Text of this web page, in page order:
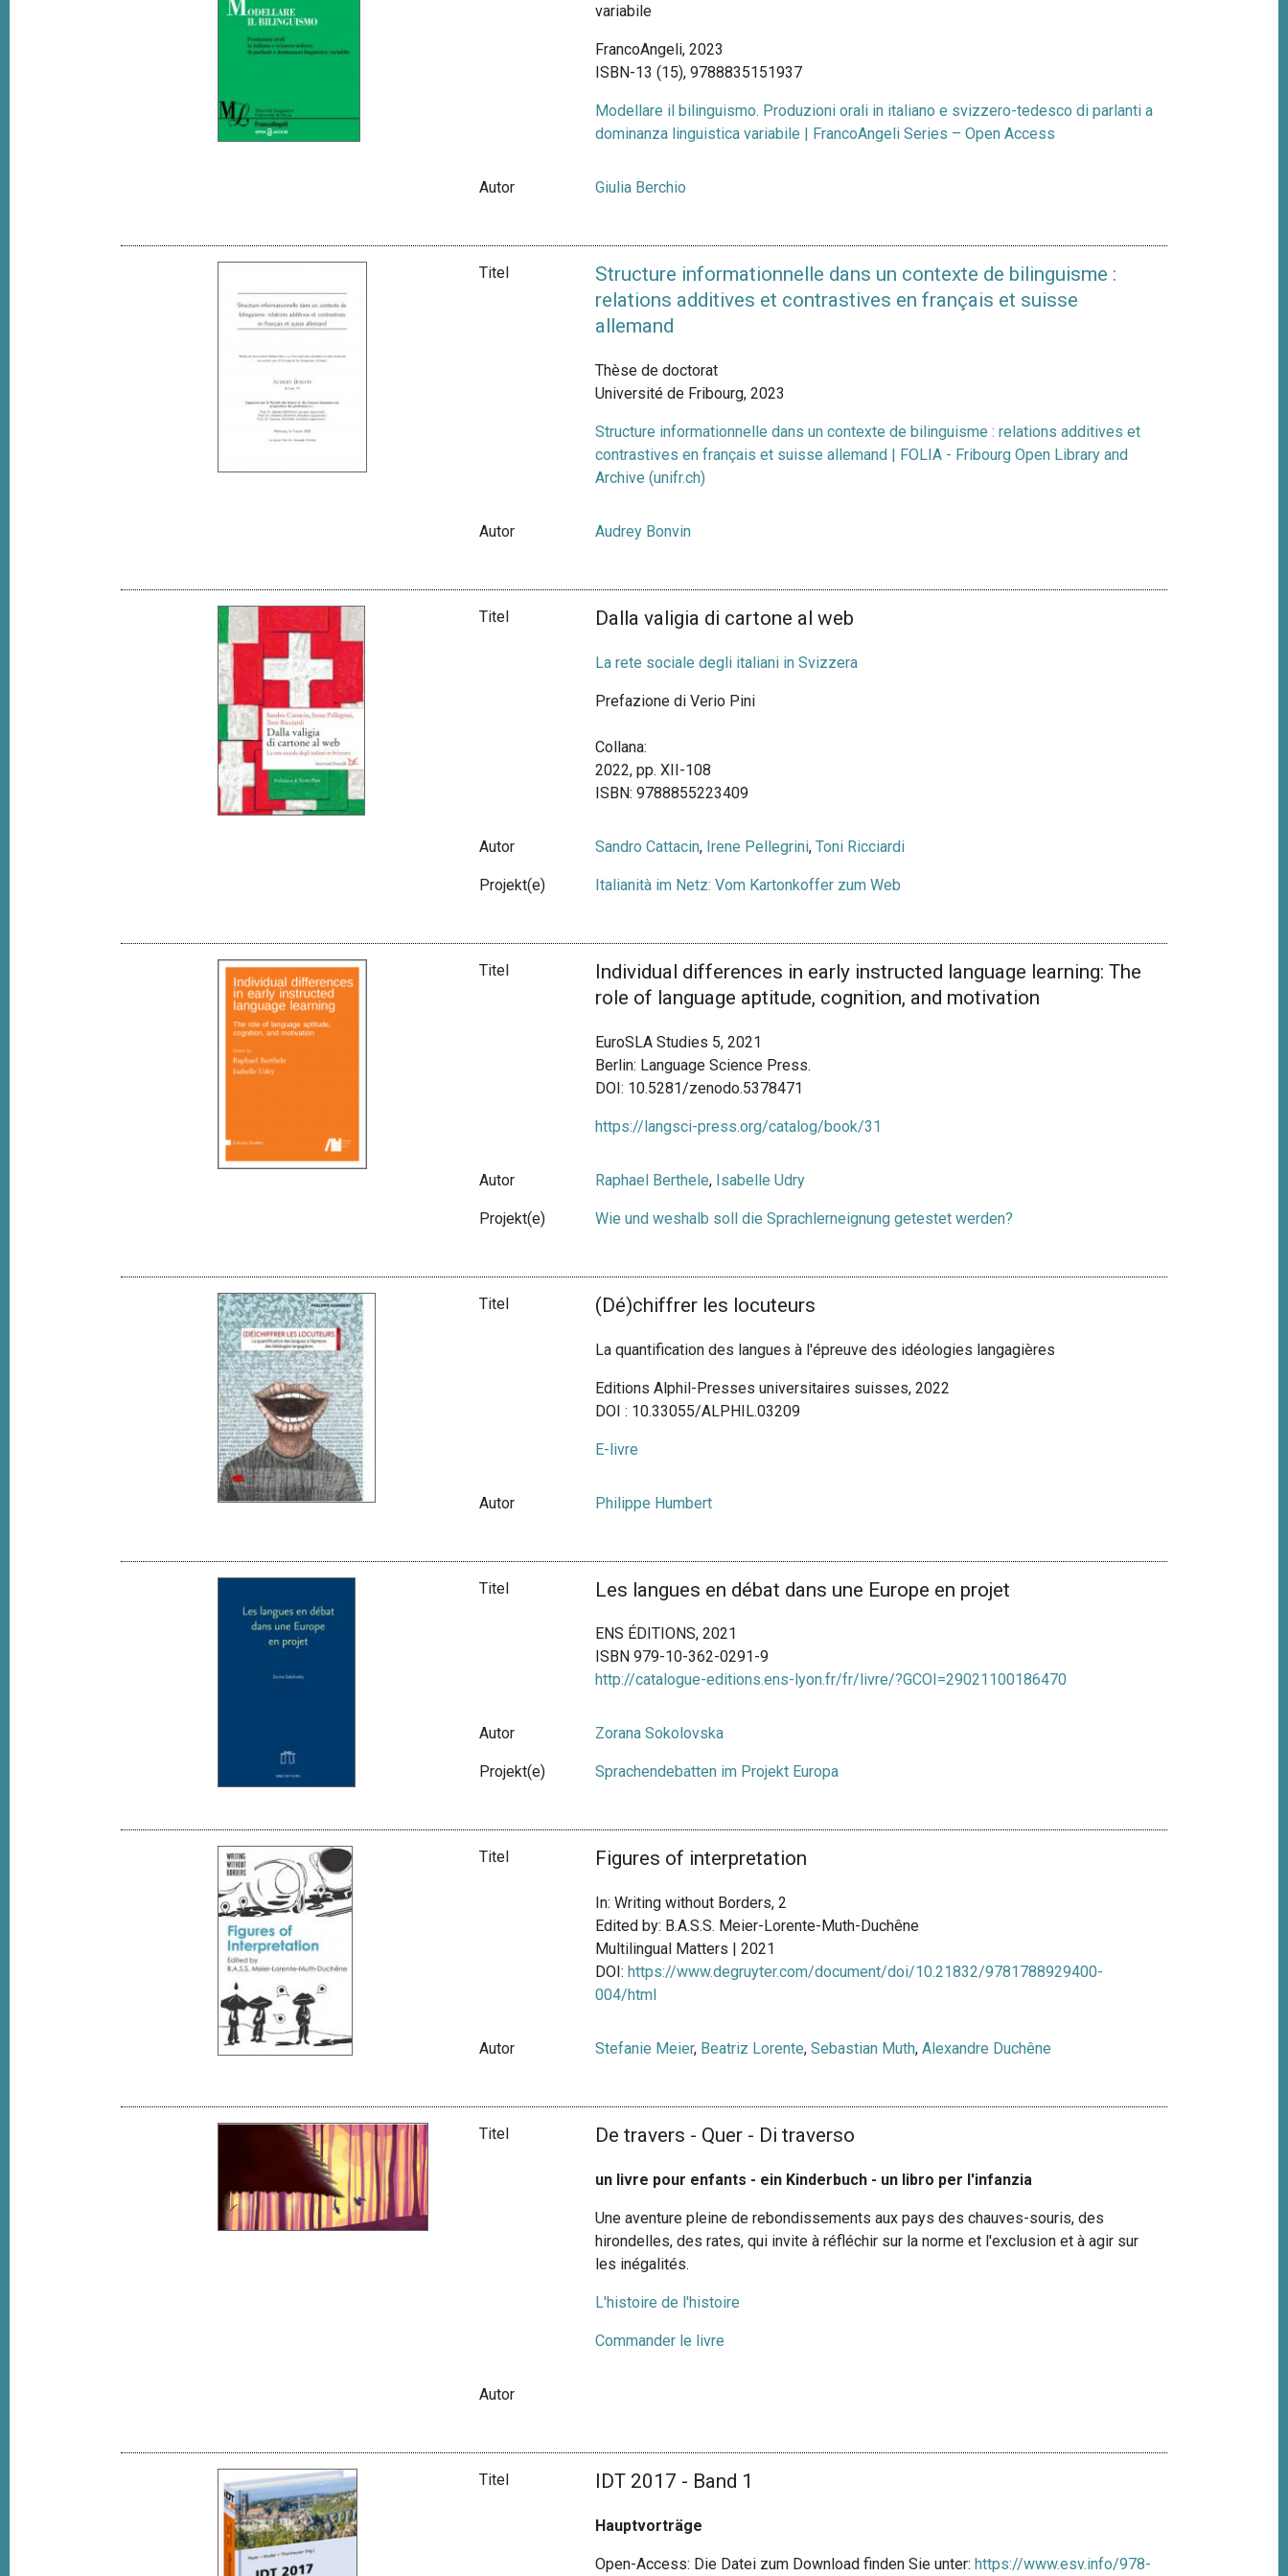
variabile
FrancoAngeli, 2023
ISBN-13 (15), 9788835151937
Modellare il bilinguismo. Produzioni orali in italiano e svizzero-tedesco di parlanti a
dominanza linguistica variabile | FrancoAngeli Series – Open Access
Autor Giulia Berchio
Titel
Structure informationnelle dans un contexte de bilinguisme :
relations additives et contrastives en français et suisse
allemand
Thèse de doctorat
Université de Fribourg, 2023
Structure informationnelle dans un contexte de bilinguisme : relations additives et
contrastives en français et suisse allemand | FOLIA - Fribourg Open Library and
Archive (unifr.ch)
Autor Audrey Bonvin
Titel Dalla valigia di cartone al web
La rete sociale degli italiani in Svizzera
Prefazione di Verio Pini
Collana:
2022, pp. XII-108
ISBN: 9788855223409
Autor Sandro Cattacin, Irene Pellegrini,Toni Ricciardi
Projekt(e) Italianità im Netz: Vom Kartonkoffer zum Web
Titel
Individual differences in early instructed language learning: The
role of language aptitude, cognition, and motivation
EuroSLA Studies 5, 2021
Berlin: Language Science Press.
DOI: 10.5281/zenodo.5378471
https://langsci-press.org/catalog/book/31
Autor Raphael Berthele, Isabelle Udry
Projekt(e) Wie und weshalb soll die Sprachlerneignung getestet werden?
Titel (Dé)chiffrer les locuteurs
La quantification des langues à l'épreuve des idéologies langagières
Editions Alphil-Presses universitaires suisses, 2022
DOI : 10.33055/ALPHIL.03209
E-livre
Autor Philippe Humbert
Titel Les langues en débat dans une Europe en projet
ENS ÉDITIONS, 2021
ISBN 979-10-362-0291-9
http://catalogue-editions.ens-lyon.fr/fr/livre/?GCOI=29021100186470
Autor Zorana Sokolovska
Projekt(e) Sprachendebatten im Projekt Europa
Titel Figures of interpretation
In: Writing without Borders, 2
Edited by: B.A.S.S. Meier-Lorente-Muth-Duchêne
Multilingual Matters | 2021
DOI: https://www.degruyter.com/document/doi/10.21832/9781788929400-
004/html
Autor Stefanie Meier, Beatriz Lorente,Sebastian Muth,Alexandre Duchêne
Titel De travers - Quer - Di traverso
un livre pour enfants - ein Kinderbuch - un libro per l'infanzia
Une aventure pleine de rebondissements aux pays des chauves-souris, des
hirondelles, des rates, qui invite à réfléchir sur la norme et l'exclusion et à agir sur
les inégalités.
L'histoire de l'histoire
Commander le livre
Autor
Titel IDT 2017 - Band 1
Hauptvorträge
Open-Access: Die Datei zum Download finden Sie unter:https://www.esv.info/978-